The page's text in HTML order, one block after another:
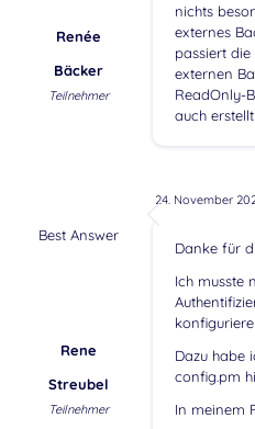
Renée
Bäcker
Teilnehmer
nichts
externes
passiert
externen
ReadOnly-
auch
24. November
Best Answer
Rene
Streubel
Teilnehmer
Danke für
Ich musste
Dazu habe
config.pm
In meinem